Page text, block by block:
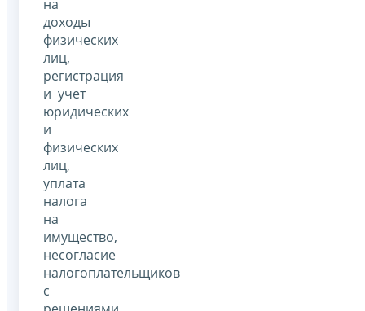
на
доходы
физических
лиц,
регистрация
и учет
юридических
и
физических
лиц,
уплата
налога
на
имущество,
несогласие
налогоплательщиков
с